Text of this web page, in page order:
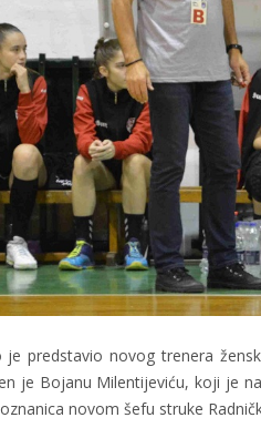
je predstavio novog trenera
je Bojanu Milentijeviću, koji je
novom šefu struke